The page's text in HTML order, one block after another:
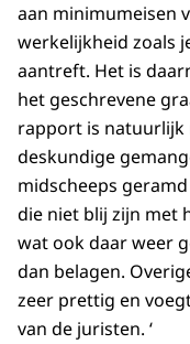
aan minimumeisen
werkelijkheid zoals
aantreft. Het is
het geschrevene
rapport is natuurlijk
deskundige
midscheeps
die niet blij zijn met
wat ook daar weer
dan belagen.
zeer prettig en
van de juristen. ‘